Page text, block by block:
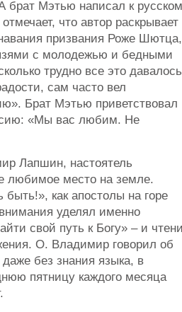
брат Мэтью написал к
что автор раскрывает
призвания Роже
с молодежью и бедными
трудно все это
сам часто вел
Брат Мэтью приветствовал
«Мы вас любим. Не
Лапшин, настоятель
любимое место на земле.
как апостолы на горе
уделял именно
свой путь к Богу» – и
О. Владимир говорил об
без знания языка, в
пятницу каждого месяца